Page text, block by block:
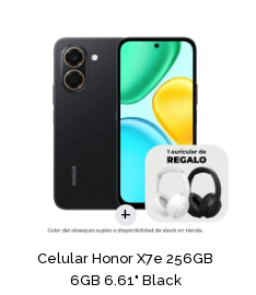
Celular Honor X7e 256GB
6GB 6.61" Black
COMPARAR